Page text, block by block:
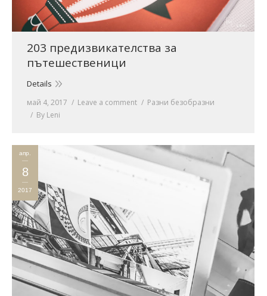
203 предизвикателства за
пътешественици
Details
май 4, 2017 Leave a comment
Разни безобразни
By Leni
апр.
8
2017